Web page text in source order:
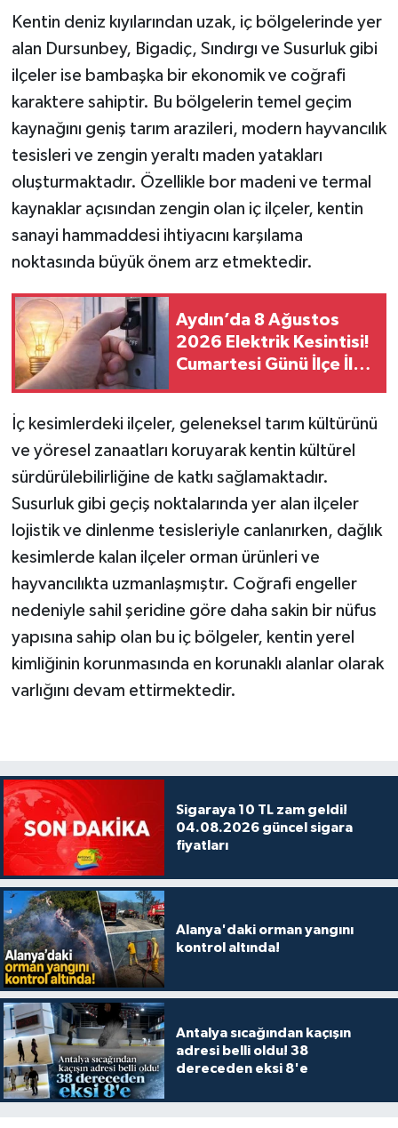
Kentin deniz kıyılarından uzak, iç bölgelerinde yer
alan Dursunbey, Bigadiç, Sındırgı ve Susurluk gibi
ilçeler ise bambaşka bir ekonomik ve coğrafi
karaktere sahiptir. Bu bölgelerin temel geçim
kaynağını geniş tarım arazileri, modern hayvancılık
tesisleri ve zengin yeraltı maden yatakları
oluşturmaktadır. Özellikle bor madeni ve termal
kaynaklar açısından zengin olan iç ilçeler, kentin
sanayi hammaddesi ihtiyacını karşılama
noktasında büyük önem arz etmektedir.
Aydın’da 8 Ağustos
2026 Elektrik Kesintisi!
Cumartesi Günü İlçe İlçe
İç kesimlerdeki ilçeler, geleneksel tarım kültürünü
ve yöresel zanaatları koruyarak kentin kültürel
sürdürülebilirliğine de katkı sağlamaktadır.
Susurluk gibi geçiş noktalarında yer alan ilçeler
lojistik ve dinlenme tesisleriyle canlanırken, dağlık
kesimlerde kalan ilçeler orman ürünleri ve
hayvancılıkta uzmanlaşmıştır. Coğrafi engeller
nedeniyle sahil şeridine göre daha sakin bir nüfus
yapısına sahip olan bu iç bölgeler, kentin yerel
kimliğinin korunmasında en korunaklı alanlar olarak
varlığını devam ettirmektedir.
Sigaraya 10 TL zam geldi!
04.08.2026 güncel sigara
fiyatları
Alanya'daki orman yangını
kontrol altında!
Antalya sıcağından kaçışın
adresi belli oldu! 38
dereceden eksi 8'e